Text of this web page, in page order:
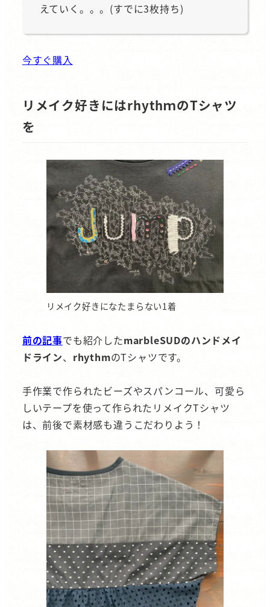
えていく。。。(すでに3枚持ち)
今すぐ購入
リメイク好きにはrhythｍのTシャツ
を
リメイク好きになたまらない1着
前の記事でも紹介したmarbleSUDのハンドメイ
ドライン、 rhythmのTシャツです。
手作業で作られたビーズやスパンコール、可愛ら
しいテープを使って作られたリメイクTシャツ
は、前後で素材感も違うこだわりよう！